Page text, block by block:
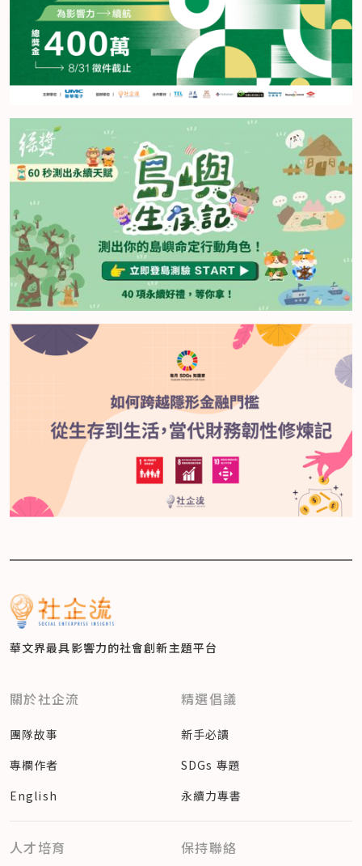
華文界最具影響力的社會創新主題平台
關於社企流
團隊故事
專欄作者
English
精選倡議
新手必讀
SDGs 專題
永續力專書
人才培育 保持聯絡